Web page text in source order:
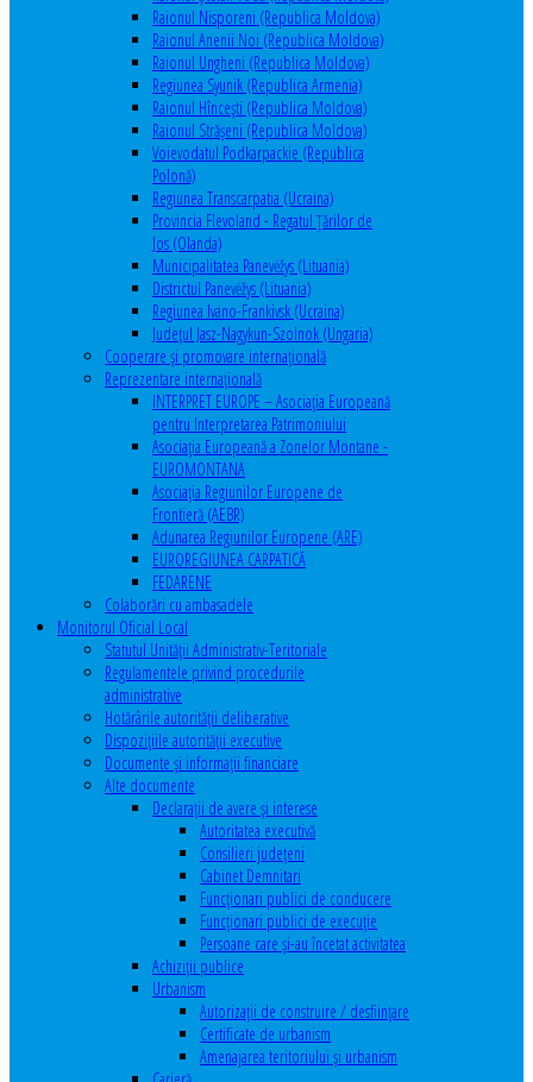
Raionul Nisporeni (Republica Moldova)
Raionul Anenii Noi (Republica Moldova)
Raionul Ungheni (Republica Moldova)
Regiunea Syunik (Republica Armenia)
Raionul Hîncești (Republica Moldova)
Raionul Străşeni (Republica Moldova)
Voievodatul Podkarpackie (Republica
Polonă)
Regiunea Transcarpatia (Ucraina)
Provincia Flevoland - Regatul Ţărilor de
Jos (Olanda)
Municipalitatea Panevėžys (Lituania)
Districtul Panevėžys (Lituania)
Regiunea Ivano-Frankivsk (Ucraina)
Judeţul Jasz-Nagykun-Szolnok (Ungaria)
Cooperare şi promovare internaţională
Reprezentare internaţională
INTERPRET EUROPE – Asociația Europeană
pentru Interpretarea Patrimoniului
Asociația Europeană a Zonelor Montane -
EUROMONTANA
Asociația Regiunilor Europene de
Frontieră (AEBR)
Adunarea Regiunilor Europene (ARE)
EUROREGIUNEA CARPATICĂ
FEDARENE
Colaborări cu ambasadele
Monitorul Oficial Local
Statutul Unităţii Administrativ-Teritoriale
Regulamentele privind procedurile
administrative
Hotărârile autorităţii deliberative
Dispoziţiile autorităţii executive
Documente şi informaţii financiare
Alte documente
Declaraţii de avere şi interese
Autoritatea executivă
Consilieri judeţeni
Cabinet Demnitari
Funcţionari publici de conducere
Funcționari publici de execuție
Persoane care şi-au încetat activitatea
Achiziţii publice
Urbanism
Autorizații de construire / desființare
Certificate de urbanism
Amenajarea teritoriului şi urbanism